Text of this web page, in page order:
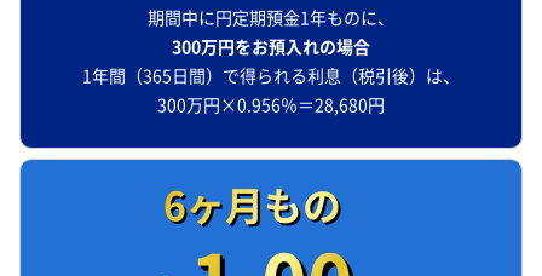
期間中に円定期預金1年ものに、
300万円をお預入れの場合
1年間（365日間）で得られる利息（税引後）は、
300万円×0.956％＝28,680円
6ヶ月もの